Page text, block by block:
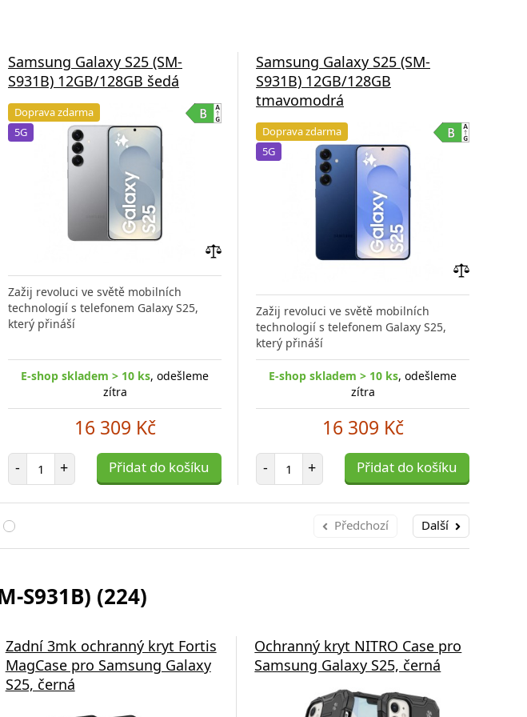
Samsung Galaxy S25 (SM-
S931B) 12GB/128GB šedá
Doprava zdarma
5G
porovnání
Zažij revoluci ve světě mobilních
technologií s telefonem Galaxy S25,
který přináší
E-shop skladem > 10 ks, odešleme
zítra
16 309 Kč
- Počet položek
+ Přidat do košíku
Samsung Galaxy S25 (SM-
S931B) 12GB/128GB
tmavomodrá
Doprava zdarma
5G
Zažij revoluci ve světě mobilních
technologií s telefonem Galaxy S25,
který přináší
E-shop skladem > 10 ks, odešleme
zítra
16 309 Kč
- Počet položek
+ Přidat do košíku
Předchozí Další
S931B) (224)
Zadní 3mk ochranný kryt Fortis
MagCase pro Samsung Galaxy
S25, černá
Ochranný kryt NITRO Case pro
Samsung Galaxy S25, černá